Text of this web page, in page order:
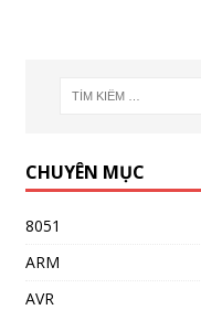
CHUYÊN MỤC
8051
ARM
AVR